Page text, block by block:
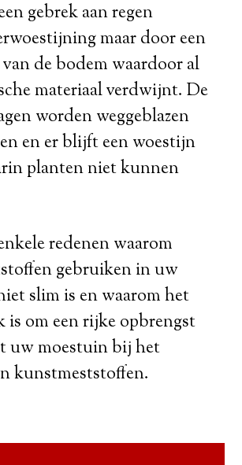
gebrek aan regen
maar door een
de bodem waardoor al
materiaal verdwijnt. De
worden weggeblazen
en er blijft een woestijn
planten niet kunnen
redenen waarom
gebruiken in uw
slim is en waarom het
is om een rijke opbrengst
uw moestuin bij het
kunstmeststoffen.